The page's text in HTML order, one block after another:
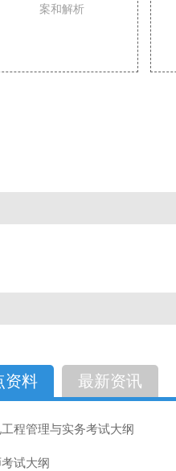
案和解析
择题
资料 最新资讯
程管理与实务考试大纲
试大纲